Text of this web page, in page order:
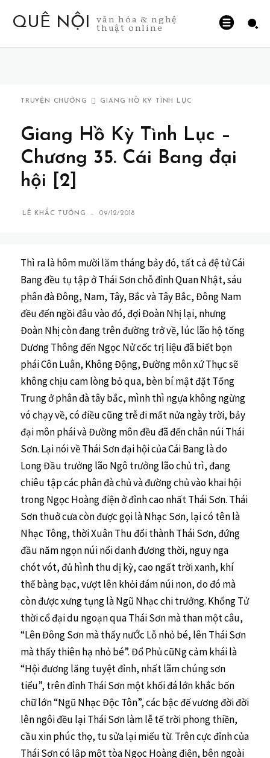
QUÊ NỘI văn hóa & nghệ
thuật online
TRUYỆN CHƯỞNG GIANG HỒ KỲ TÌNH LỤC
Giang Hồ Kỳ Tình Lục –
Chương 35. Cái Bang đại
hội [2]
LÊ KHẮC TƯỞNG - 09/12/2018
Thì ra là hôm mười lăm tháng bảy đó, tất cả đệ tử Cái
Bang đều tụ tập ở Thái Sơn chỗ đỉnh Quan Nhật, sáu
phân đà Đông, Nam, Tây, Bắc và Tây Bắc, Đông Nam
đều đến ngồi đâu vào đó, đợi Đoàn Nhị lại, nhưng
Đoàn Nhị còn đang trên đường trở về, lúc lão hộ tống
Dương Thông đến Ngọc Nử cốc trị liệu đã biết bọn
phái Côn Luân, Không Động, Đường môn xứ Thục sẽ
không chịu cam lòng bỏ qua, bèn bí mật đặt Tống
Trung ở phân đà tây bắc, mình thì ngựa không ngừng
vó chạy về, có điều cũng trễ đi mất nửa ngày trời, bảy
đại môn phái và Đường môn đều đã đến chân núi Thái
Sơn. Lại nói về Thái Sơn đại hội của Cái Bang là do
Long Đầu trưởng lão Ngô trưởng lão chủ trì, đang
chiêu tập các phân đà chủ và đường chủ vào khai hội
trong Ngọc Hoàng điện ở đỉnh cao nhất Thái Sơn. Thái
Sơn thuở cưa còn được gọi là Nhạc Sơn, lại có tên là
Nhạc Tông, thời Xuân Thu đổi thành Thái Sơn, đứng
đầu năm ngọn núi nổi danh đương thời, nguy nga
chót vót, đủ hình thu dị kỳ, cao ngất trời xanh, khí
thế bàng bạc, vượt lên khỏi đám núi non, do đó mà
còn được xưng tụng là Ngũ Nhạc chi trưởng. Khổng Tử
thời cổ đại du ngoạn qua Thái Sơn mà than một câu,
“Lên Đông Sơn mà thấy nưỚc Lỗ nhỏ bé, lên Thái Sơn
mà thấy thiên hạ nhỏ bé”. Đổ Phủ cũNg cảm khái là
“Hội đương lăng tuyệt đỉnh, nhất lãm chúng sơn
tiểu”, trên đỉnh Thái Sơn một khối đá lớn khắc bốn
chữ lớn “Ngũ Nhạc Độc Tôn”, các bậc đế vương đời đời
lên ngôi đều lại Thái Sơn làm lễ tế trời phong thiền,
cầu xin phúc thọ, tu sửa lại miếu từ. Trên cực đỉnh của
Thái Sơn có lập một tòa Ngọc Hoàng điện, bên ngoài